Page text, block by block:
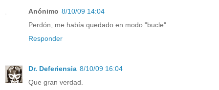
Anónimo 8/10/09 14:04
Perdón, me había quedado en modo "bucle"...
Responder
Dr. Deferiensia 8/10/09 16:04
Que gran verdad.